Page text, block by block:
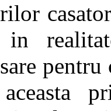
in